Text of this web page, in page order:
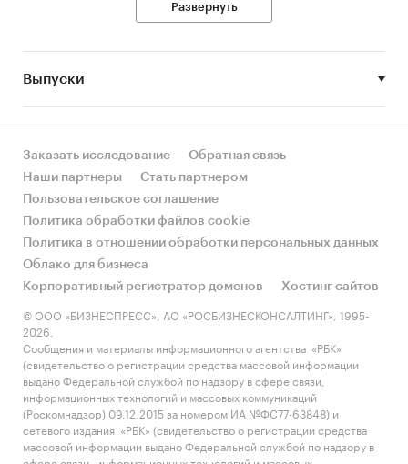
игрушек в Чукотском автономном округе,
регионами России?
• Рынок растет или снижается? Если растет, то
за счет реального спроса или за счет
динамикой других регионов?
• Какое место регион занимает в России и в
своем федеральном округе по объему продаж
и по продажам на душу населения?
• К какому сегменту можно отнести рынок по
размеру и темпом роста (малый/крупный, с
опережающей динамикой/с отстающей
динамикой) в стратегической перспективе и в
текущей ситуации? Меняются ли позиции
региона с течением времени?
• Насколько рынок насыщен и какой у региона
потенциал роста, если сравнить его с
регионами со схожими доходами, со схожей
Развернуть
Выпуски
Заказать исследование
Обратная связь
Наши партнеры
Стать партнером
Пользовательское соглашение
Политика обработки файлов cookie
Политика в отношении обработки персональных данных
Облако для бизнеса
Корпоративный регистратор доменов
Хостинг сайтов
© ООО «БИЗНЕСПРЕСС», АО «РОСБИЗНЕСКОНСАЛТИНГ», 1995-
2026.
Сообщения и материалы информационного агентства «РБК»
(свидетельство о регистрации средства массовой информации
выдано Федеральной службой по надзору в сфере связи,
информационных технологий и массовых коммуникаций
(Роскомнадзор) 09.12.2015 за номером ИА №ФС77-63848) и
сетевого издания «РБК» (свидетельство о регистрации средства
массовой информации выдано Федеральной службой по надзору в